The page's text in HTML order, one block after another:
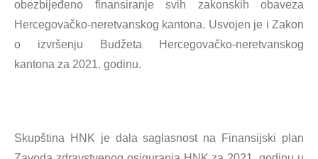
obezbijeđeno finansiranje svih zakonskih obaveza
Hercegovačko-neretvanskog kantona. Usvojen je i Zakon
o izvršenju Budžeta Hercegovačko-neretvanskog
kantona za 2021. godinu.
Skupština HNK je dala saglasnost na Finansijski plan